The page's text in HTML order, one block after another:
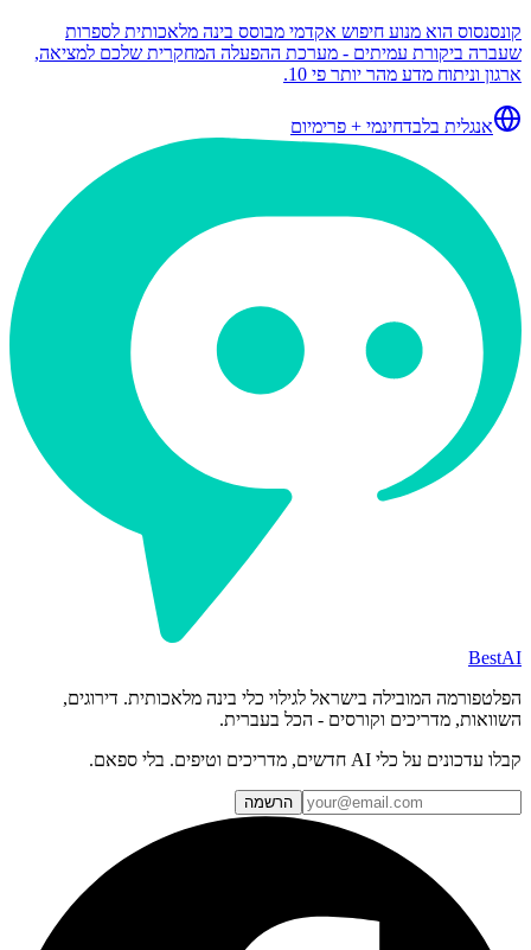
קונסנסוס הוא מנוע חיפוש אקדמי מבוסס בינה מלאכותית לספרות
שעברה ביקורת עמיתים - מערכת ההפעלה המחקרית שלכם למציאה,
ארגון וניתוח מדע מהר יותר פי 10.
אנגלית בלבדחינמי + פרימיום
BestAI
הפלטפורמה המובילה בישראל לגילוי כלי בינה מלאכותית. דירוגים,
השוואות, מדריכים וקורסים - הכל בעברית.
קבלו עדכונים על כלי AI חדשים, מדריכים וטיפים. בלי ספאם.
הרשמה